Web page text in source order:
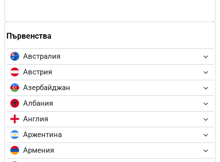
Първенства
Австралия
Австрия
Азербайджан
Албания
Англия
Аржентина
Армения